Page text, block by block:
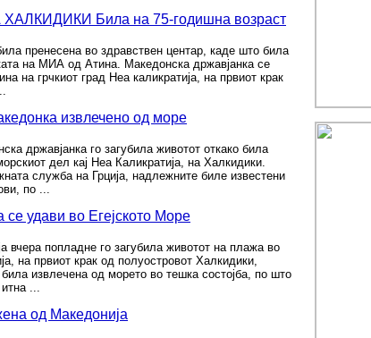
Била на 75-годишна возраст
пренесена во здравствен центар, каде што била
на МИА од Атина. Македонска државјанка се
на грчкиот град Неа каликратија, на првиот крак
извлечено од море
државјанка го загубила животот откако била
дел кај Неа Каликратија, на Халкидики.
служба на Грција, надлежните биле известени
по ...
удави во Егејското Море
вчера попладне го загубила животот на плажа во
на првиот крак од полуостровот Халкидики,
извлечена од морето во тешка состојба, по што
...
од Македонија